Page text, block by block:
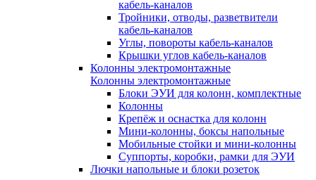
кабель-каналов
Тройники, отводы, разветвители
кабель-каналов
Углы, повороты кабель-каналов
Крышки углов кабель-каналов
Колонны электромонтажные
Колонны электромонтажные
Блоки ЭУИ для колонн, комплектные
Колонны
Крепёж и оснастка для колонн
Мини-колонны, боксы напольные
Мобильные стойки и мини-колонны
Суппорты, коробки, рамки для ЭУИ
Лючки напольные и блоки розеток